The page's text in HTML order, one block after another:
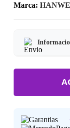
Marca:
Tipo de
Tiempo
Consulta nuestra